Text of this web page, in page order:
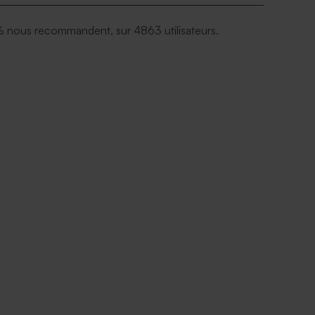
nous recommandent, sur 4863 utilisateurs.